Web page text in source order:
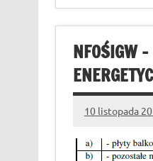
NFOŚIGW
10 listopada